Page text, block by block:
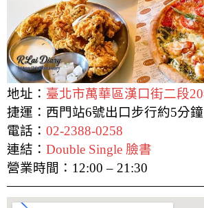
地址： 臺北市萬華區漢口街二段
捷運：西門站6號出口步行約5分鐘
電話： 02-2388-0258
連結： Double Single 臉書
營業時間：12:00 – 21:30